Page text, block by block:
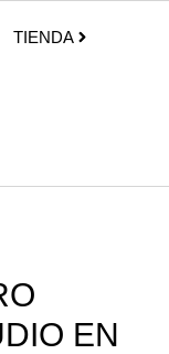
TIENDA
EN